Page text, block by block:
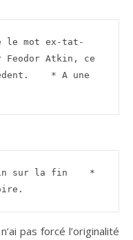
Atkin, ce
* A une
pas forcé l’originalité